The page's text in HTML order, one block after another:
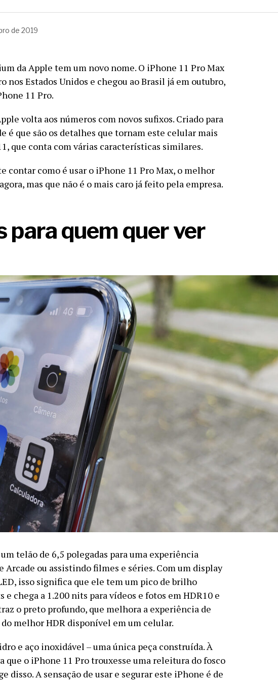
de 2019
da Apple tem um novo nome. O iPhone 11 Pro Max
nos Estados Unidos e chegou ao Brasil já em outubro,
11 Pro.
volta aos números com novos sufixos. Criado para
é que são os detalhes que tornam este celular mais
que conta com várias características similares.
contar como é usar o iPhone 11 Pro Max, o melhor
mas que não é o mais caro já feito pela empresa.
para quem quer ver
telão de 6,5 polegadas para uma experiência
Arcade ou assistindo filmes e séries. Com um display
isso significa que ele tem um pico de brilho
chega a 1.200 nits para vídeos e fotos em HDR10 e
o preto profundo, que melhora a experiência de
do melhor HDR disponível em um celular.
e aço inoxidável – uma única peça construída. À
que o iPhone 11 Pro trouxesse uma releitura do fosco
disso. A sensação de usar e segurar este iPhone é de